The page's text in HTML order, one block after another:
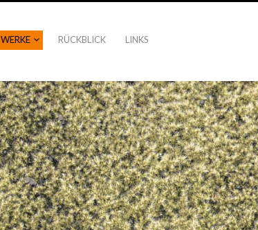
WERKE RÜCKBLICK LINKS